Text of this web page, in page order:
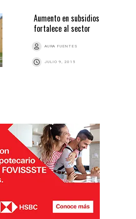
Aumento en subsidios
fortalece al sector
AURA FUENTES
JULIO 9, 2015